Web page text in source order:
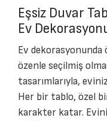
Eşsiz Duvar
Ev
Ev dekorasyonunda
özenle seçilmiş
tasarımlarıyla,
Her bir tablo, özel
karakter katar.